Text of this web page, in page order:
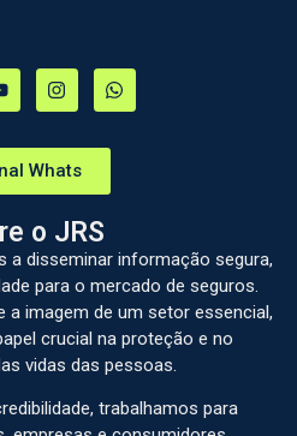
Whats
o JRS
a disseminar informação segura,
para o mercado de seguros.
imagem de um setor essencial,
crucial na proteção e no
vidas das pessoas.
trabalhamos para